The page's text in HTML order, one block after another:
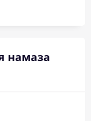
намаза